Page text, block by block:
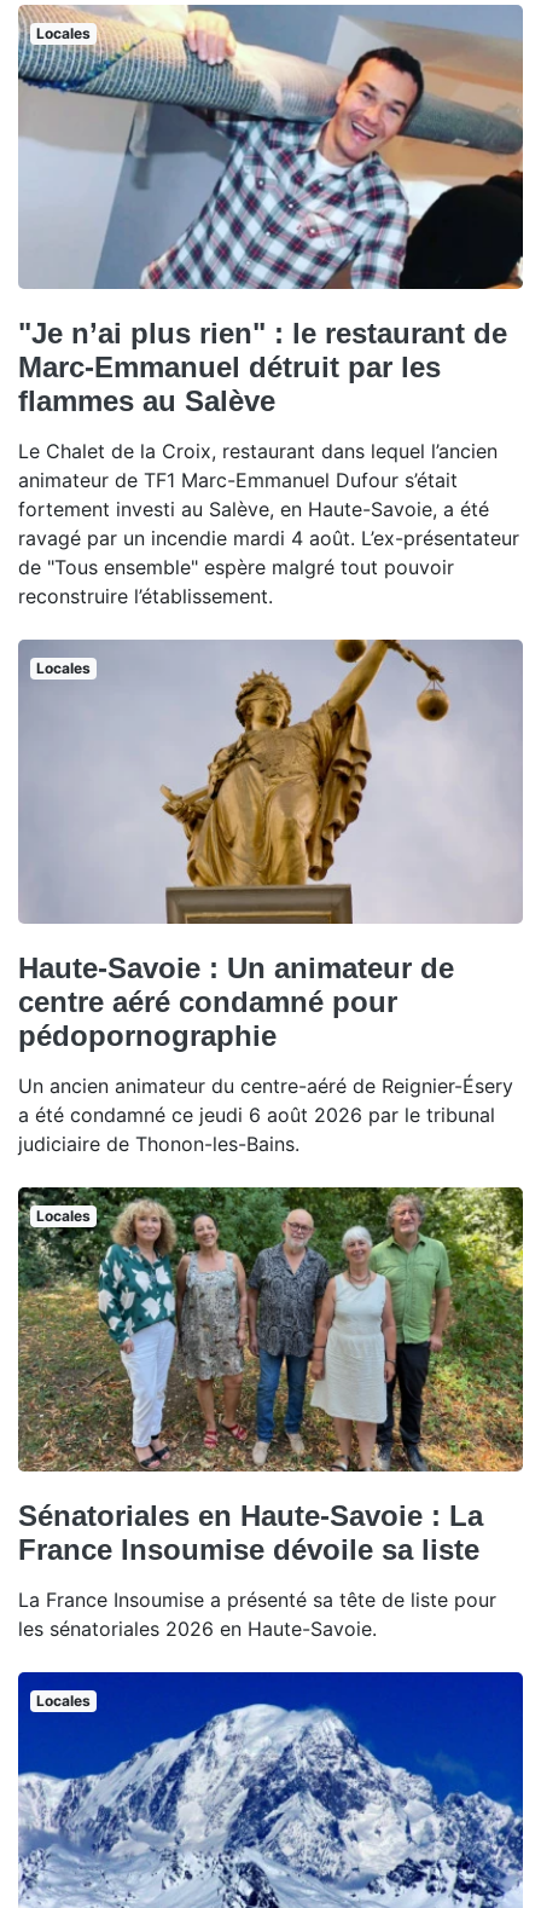
Locales
"Je n’ai plus rien" : le restaurant de
Marc-Emmanuel détruit par les
flammes au Salève
Le Chalet de la Croix, restaurant dans lequel l’ancien
animateur de TF1 Marc-Emmanuel Dufour s’était
fortement investi au Salève, en Haute-Savoie, a été
ravagé par un incendie mardi 4 août. L’ex-présentateur
de "Tous ensemble" espère malgré tout pouvoir
reconstruire l’établissement.
Locales
Haute-Savoie : Un animateur de
centre aéré condamné pour
pédopornographie
Un ancien animateur du centre-aéré de Reignier-Ésery
a été condamné ce jeudi 6 août 2026 par le tribunal
judiciaire de Thonon-les-Bains.
Locales
Sénatoriales en Haute-Savoie : La
France Insoumise dévoile sa liste
La France Insoumise a présenté sa tête de liste pour
les sénatoriales 2026 en Haute-Savoie.
Locales